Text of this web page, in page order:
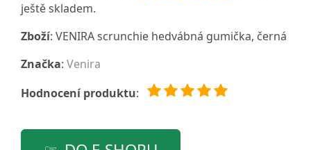
ještě skladem.
Zboží: VENIRA scrunchie hedvábná gumička, černá
Značka: Venira
Hodnocení produktu: